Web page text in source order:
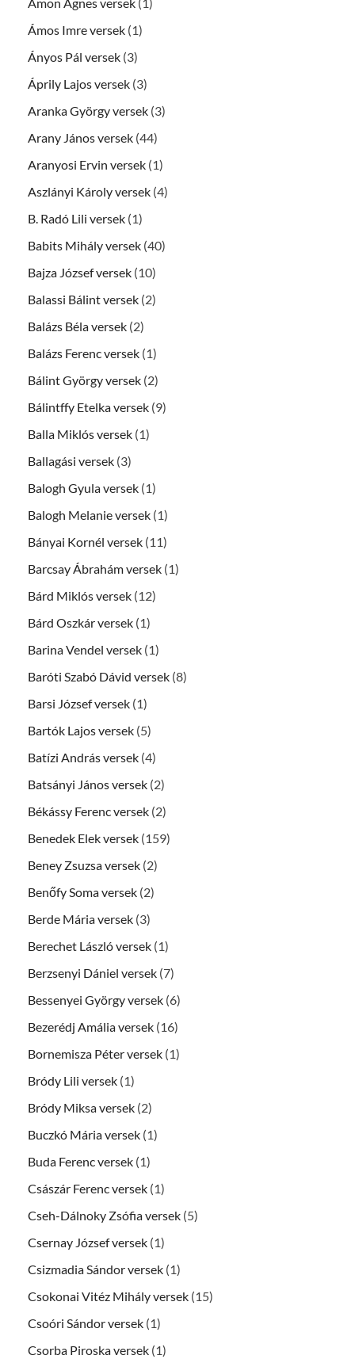
Ámos Imre versek (1)
Ányos Pál versek (3)
Áprily Lajos versek (3)
Aranka György versek (3)
Arany János versek (44)
Aranyosi Ervin versek (1)
Aszlányi Károly versek (4)
B. Radó Lili versek (1)
Babits Mihály versek (40)
Bajza József versek (10)
Balassi Bálint versek (2)
Balázs Béla versek (2)
Balázs Ferenc versek (1)
Bálint György versek (2)
Bálintffy Etelka versek (9)
Balla Miklós versek (1)
Ballagási versek (3)
Balogh Gyula versek (1)
Balogh Melanie versek (1)
Bányai Kornél versek (11)
Barcsay Ábrahám versek (1)
Bárd Miklós versek (12)
Bárd Oszkár versek (1)
Barina Vendel versek (1)
Baróti Szabó Dávid versek (8)
Barsi József versek (1)
Bartók Lajos versek (5)
Batízi András versek (4)
Batsányi János versek (2)
Békássy Ferenc versek (2)
Benedek Elek versek (159)
Beney Zsuzsa versek (2)
Benőfy Soma versek (2)
Berde Mária versek (3)
Berechet László versek (1)
Berzsenyi Dániel versek (7)
Bessenyei György versek (6)
Bezerédj Amália versek (16)
Bornemisza Péter versek (1)
Bródy Lili versek (1)
Bródy Miksa versek (2)
Buczkó Mária versek (1)
Buda Ferenc versek (1)
Császár Ferenc versek (1)
Cseh-Dálnoky Zsófia versek (5)
Csernay József versek (1)
Csizmadia Sándor versek (1)
Csokonai Vitéz Mihály versek (15)
Csoóri Sándor versek (1)
Csorba Piroska versek (1)